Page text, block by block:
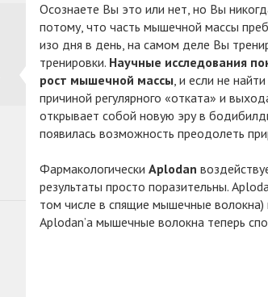
Осознаете Вы это или нет, но Вы
потому, что часть мышечной массы
изо дня в день, на самом деле Вы
тренировки. Научные исследования
рост мышечной массы, и если не
причиной регулярного «отката» и
открывает собой новую эру в
появилась возможность преодолеть
Фармакологически Aplodan
результаты просто поразительны.
том числе в спящие мышечные
Aplodan’а мышечные волокна теперь